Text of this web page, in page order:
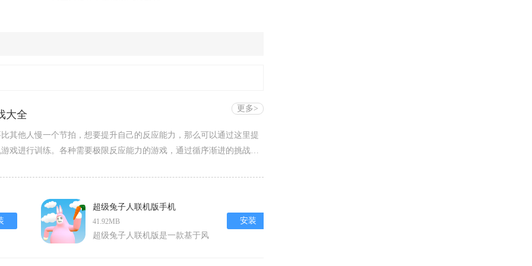
更多>
大全
其他人慢一个节拍，想要提升自己的反应能力，那么可以通过这里提
戏进行训练。各种需要极限反应能力的游戏，通过循序渐进的挑战方
超级兔子人联机版手机
41.92MB
超级兔子人联机版是一款基于风
安装